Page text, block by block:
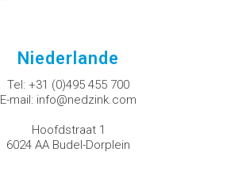
Niederlande
Tel: +31 (0)495 455 700
E-mail: info@nedzink.com
Hoofdstraat 1
6024 AA Budel-Dorplein